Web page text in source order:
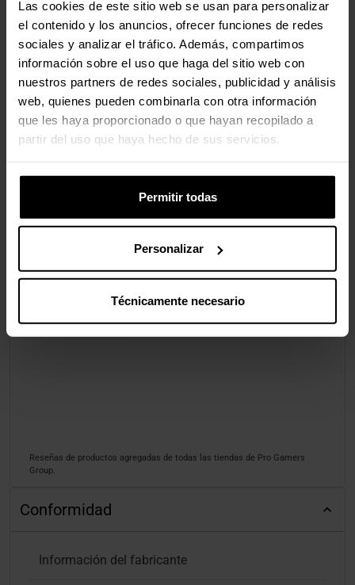
Las cookies de este sitio web se usan para personalizar
el contenido y los anuncios, ofrecer funciones de redes
sociales y analizar el tráfico. Además, compartimos
información sobre el uso que haga del sitio web con
nuestros partners de redes sociales, publicidad y análisis
web, quienes pueden combinarla con otra información
que les haya proporcionado o que hayan recopilado a
partir del uso que haya hecho de sus servicios.
Permitir todas
Personalizar
Técnicamente necesario
Reseñas de productos agregadas de todas las tiendas de Pro Gamers
Group.
Conformidad
Información del fabricante